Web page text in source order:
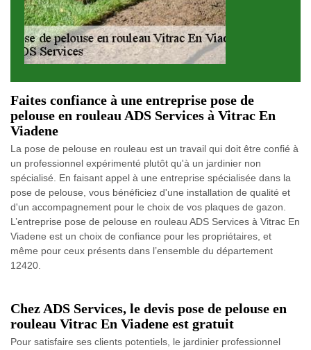
Faites confiance à une entreprise pose de
pelouse en rouleau ADS Services à Vitrac En
Viadene
La pose de pelouse en rouleau est un travail qui doit être confié à
un professionnel expérimenté plutôt qu'à un jardinier non
spécialisé. En faisant appel à une entreprise spécialisée dans la
pose de pelouse, vous bénéficiez d'une installation de qualité et
d'un accompagnement pour le choix de vos plaques de gazon.
L’entreprise pose de pelouse en rouleau ADS Services à Vitrac En
Viadene est un choix de confiance pour les propriétaires, et
même pour ceux présents dans l’ensemble du département
12420.
Chez ADS Services, le devis pose de pelouse en
rouleau Vitrac En Viadene est gratuit
Pour satisfaire ses clients potentiels, le jardinier professionnel